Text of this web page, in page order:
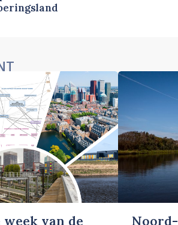
van de